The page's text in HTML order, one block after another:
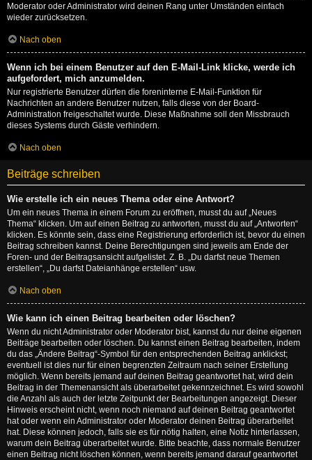
Moderator oder Administrator wird deinen Rang unter Umständen einfach
wieder zurücksetzen.
Nach oben
Wenn ich bei einem Benutzer auf den E-Mail-Link klicke, werde ich
aufgefordert, mich anzumelden.
Nur registrierte Benutzer dürfen die foreninterne E-Mail-Funktion für
Nachrichten an andere Benutzer nutzen, falls diese von der Board-
Administration freigeschaltet wurde. Diese Maßnahme soll den Missbrauch
dieses Systems durch Gäste verhindern.
Nach oben
Beiträge schreiben
Wie erstelle ich ein neues Thema oder eine Antwort?
Um ein neues Thema in einem Forum zu eröffnen, musst du auf „Neues
Thema“ klicken. Um auf einen Beitrag zu antworten, musst du auf „Antworten“
klicken. Es könnte sein, dass eine Registrierung erforderlich ist, bevor du einen
Beitrag schreiben kannst. Deine Berechtigungen sind jeweils am Ende der
Foren- und der Beitragsansicht aufgelistet. Z. B. „Du darfst neue Themen
erstellen“, „Du darfst Dateianhänge erstellen“ usw.
Nach oben
Wie kann ich einen Beitrag bearbeiten oder löschen?
Wenn du nicht Administrator oder Moderator bist, kannst du nur deine eigenen
Beiträge bearbeiten oder löschen. Du kannst einen Beitrag bearbeiten, indem
du das „Ändere Beitrag“-Symbol für den entsprechenden Beitrag anklickst;
eventuell ist dies nur für einen begrenzten Zeitraum nach seiner Erstellung
möglich. Wenn bereits jemand auf deinen Beitrag geantwortet hat, wird dein
Beitrag in der Themenansicht als überarbeitet gekennzeichnet. Es wird sowohl
die Anzahl als auch der letzte Zeitpunkt der Bearbeitungen angezeigt. Dieser
Hinweis erscheint nicht, wenn noch niemand auf deinen Beitrag geantwortet
hat oder wenn ein Administrator oder Moderator deinen Beitrag überarbeitet
hat. Diese können jedoch, falls sie es für nötig halten, eine Notiz hinterlassen,
warum dein Beitrag überarbeitet wurde. Bitte beachte, dass normale Benutzer
einen Beitrag nicht löschen können, wenn bereits jemand darauf geantwortet